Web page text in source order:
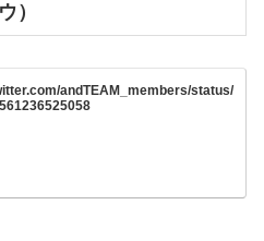
）
andTEAM_members/status/